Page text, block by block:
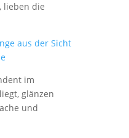
lieben die
aus der Sicht
im
glänzen
und